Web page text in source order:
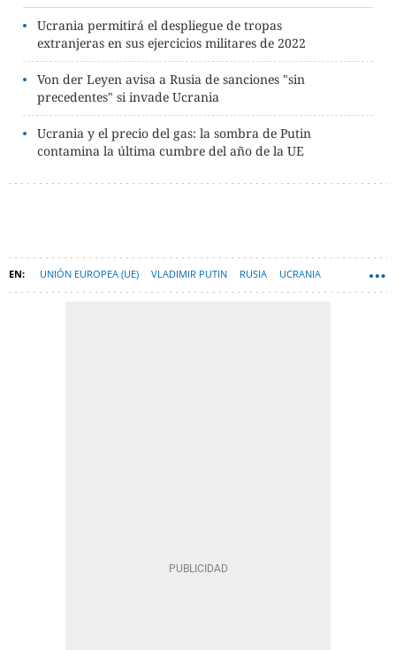
Ucrania permitirá el despliegue de tropas
extranjeras en sus ejercicios militares de 2022
Von der Leyen avisa a Rusia de sanciones "sin
precedentes" si invade Ucrania
Ucrania y el precio del gas: la sombra de Putin
contamina la última cumbre del año de la UE
UNIÓN EUROPEA (UE) VLADIMIR PUTIN RUSIA UCRANIA